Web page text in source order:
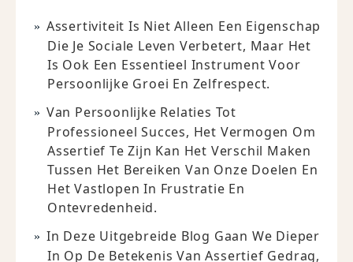
Assertiviteit Is Niet Alleen Een Eigenschap
Die Je Sociale Leven Verbetert, Maar Het
Is Ook Een Essentieel Instrument Voor
Persoonlijke Groei En Zelfrespect.
Van Persoonlijke Relaties Tot
Professioneel Succes, Het Vermogen Om
Assertief Te Zijn Kan Het Verschil Maken
Tussen Het Bereiken Van Onze Doelen En
Het Vastlopen In Frustratie En
Ontevredenheid.
In Deze Uitgebreide Blog Gaan We Dieper
In Op De Betekenis Van Assertief Gedrag,